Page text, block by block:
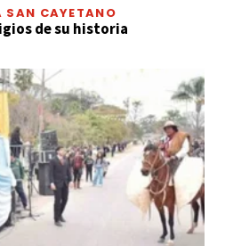
SAN CAYETANO
de su historia